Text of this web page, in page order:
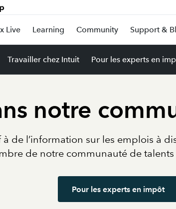
Live Learning Community Support &
Travailler chez Intuit Pour les experts en
notre
de l’information sur les emplois à
de notre communauté de
Pour les experts en impôt